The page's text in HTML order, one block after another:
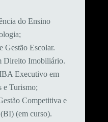
do Ensino
Gestão Escolar.
Direito Imobiliário.
Executivo em
e Turismo;
Competitiva e
(em curso).